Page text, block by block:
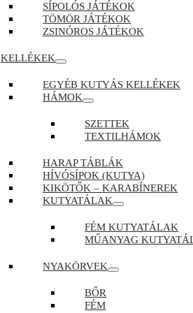
SÍPOLÓS JÁTÉKOK
TÖMÖR JÁTÉKOK
ZSINÓROS JÁTÉKOK
KELLÉKEK
EGYÉB KUTYÁS KELLÉKEK
HÁMOK
SZETTEK
TEXTILHÁMOK
HARAP TÁBLÁK
HÍVÓSÍPOK (KUTYA)
KIKÖTŐK – KARABÍNEREK
KUTYATÁLAK
FÉM KUTYATÁLAK
MŰANYAG
NYAKÖRVEK
BŐR
FÉM